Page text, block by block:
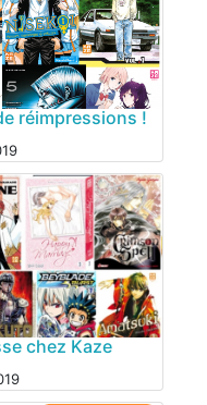
réimpressions !
chez Kaze